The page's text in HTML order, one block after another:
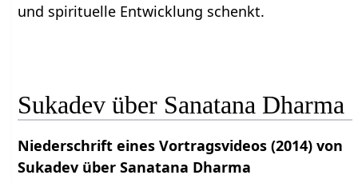
und spirituelle Entwicklung schenkt.
Sukadev über Sanatana Dharma
Niederschrift eines Vortragsvideos (2014) von
Sukadev über Sanatana Dharma